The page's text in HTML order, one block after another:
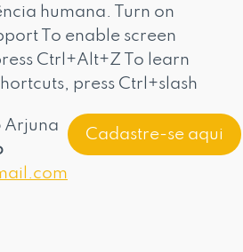
humana. Turn on
To enable screen
Ctrl+Alt+Z To learn
press Ctrl+slash
Arjuna
Cadastre-se aqui